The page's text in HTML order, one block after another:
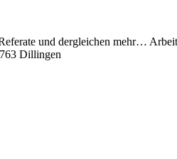
und dergleichen mehr…
Dillingen